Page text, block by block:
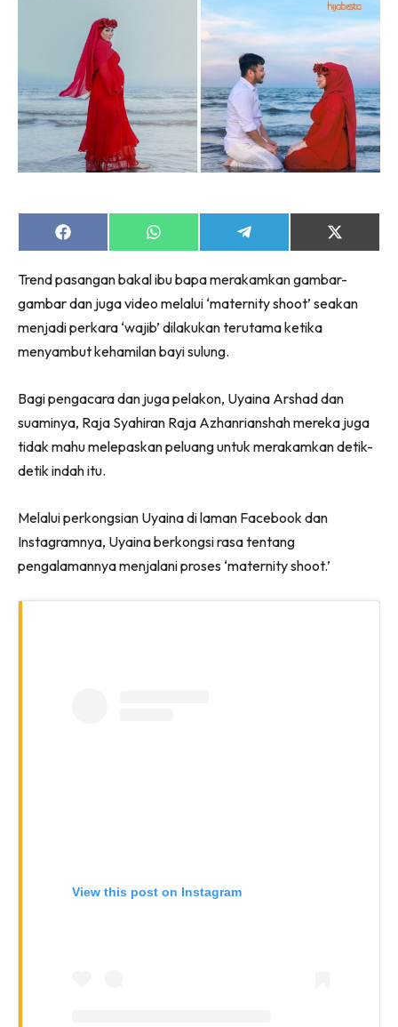
Share
on
Share
on
Share
on
Share
on
(Twitter)
Trend pasangan bakal ibu bapa merakamkan gambar-
gambar dan juga video melalui ‘maternity shoot’ seakan
menjadi perkara ‘wajib’ dilakukan terutama ketika
menyambut kehamilan bayi sulung.
Bagi pengacara dan juga pelakon, Uyaina Arshad dan
suaminya, Raja Syahiran Raja Azhanrianshah mereka juga
tidak mahu melepaskan peluang untuk merakamkan detik-
detik indah itu.
Melalui perkongsian Uyaina di laman Facebook dan
Instagramnya, Uyaina berkongsi rasa tentang
pengalamannya menjalani proses ‘maternity shoot.’
View this post on Instagram